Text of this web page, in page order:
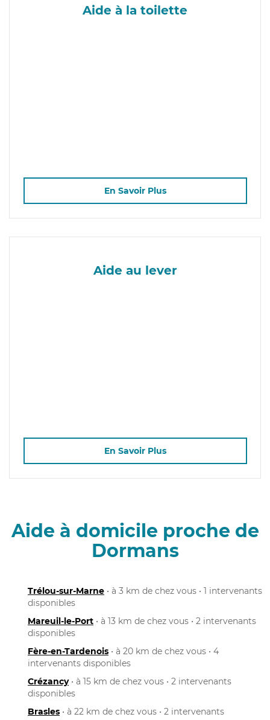
Aide à la toilette
En Savoir Plus
Aide au lever
En Savoir Plus
Aide à domicile proche de
Dormans
Trélou-sur-Marne • à 3 km de chez vous • 1 intervenants
disponibles
Mareuil-le-Port • à 13 km de chez vous • 2 intervenants
disponibles
Fère-en-Tardenois • à 20 km de chez vous • 4
intervenants disponibles
Crézancy• à 15 km de chez vous • 2 intervenants
disponibles
Brasles • à 22 km de chez vous • 2 intervenants